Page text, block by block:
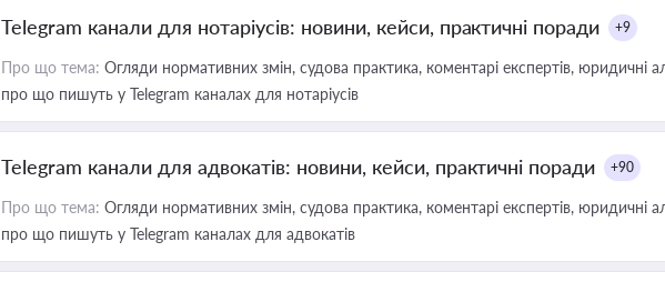
Telegram канали для нотаріусів: новини, кейси, практичні поради +9
Про що тема: Огляди нормативних змін, судова практика, коментарі експертів, юридичні
про що пишуть у Telegram каналах для нотаріусів
Telegram канали для адвокатів: новини, кейси, практичні поради +90
Про що тема: Огляди нормативних змін, судова практика, коментарі експертів, юридичні
про що пишуть у Telegram каналах для адвокатів